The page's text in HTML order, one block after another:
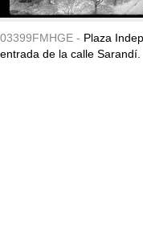
03399FMHGE - Plaza
entrada de la calle Sarandí.